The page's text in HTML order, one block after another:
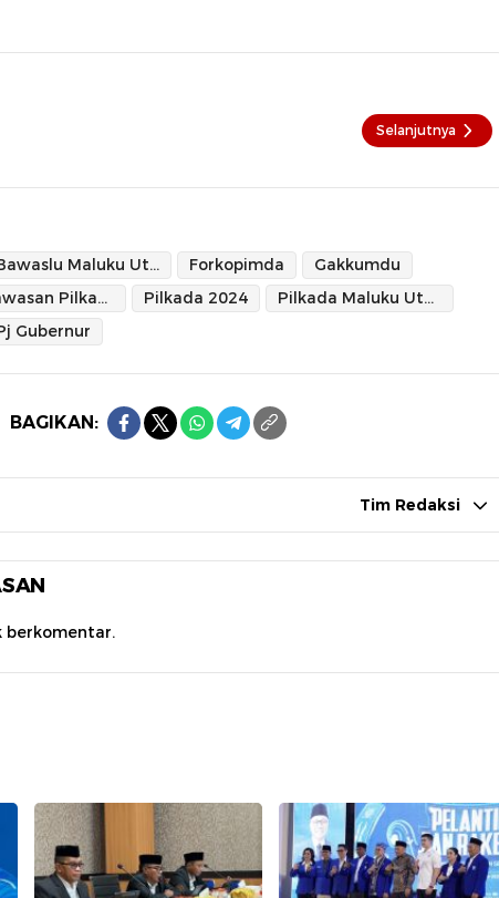
Selanjutnya
Bawaslu Maluku Utara Forkopimda
Gakkumdu
Pengawasan Pilkada Pilkada 2024
Pilkada Maluku Utara 2024
Gubernur
BAGIKAN:
Tim Redaksi
berkomentar.